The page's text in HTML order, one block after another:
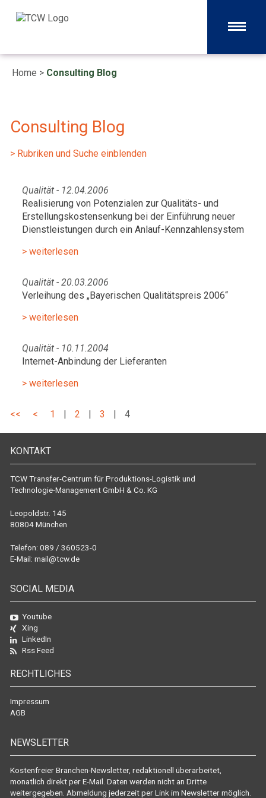
Home > Consulting Blog
Consulting Blog
> Rubriken und Suche einblenden
Qualität - 12.04.2006
Realisierung von Potenzialen zur Qualitäts- und
Erstellungskostensenkung bei der Einführung neuer
Dienstleistungen durch ein Anlauf-Kennzahlensystem
> weiterlesen
Qualität - 20.03.2006
Verleihung des „Bayerischen Qualitätspreis 2006“
> weiterlesen
Qualität - 10.11.2004
Internet-Anbindung der Lieferanten
> weiterlesen
<< < 1 | 2 | 3 | 4
KONTAKT
TCW Transfer-Centrum für Produktions-Logistik und
Technologie-Management GmbH & Co. KG
Leopoldstr. 145
80804 München
Telefon: 089 / 360523-0
E-Mail: mail@tcw.de
SOCIAL MEDIA
Youtube
Xing
LinkedIn
Rss Feed
RECHTLICHES
Impressum
AGB
NEWSLETTER
Kostenfreier Branchen-Newsletter, redaktionell überarbeitet,
monatlich direkt per E-Mail. Daten werden nicht an Dritte
weitergegeben. Abmeldung jederzeit per Link im Newsletter möglich.